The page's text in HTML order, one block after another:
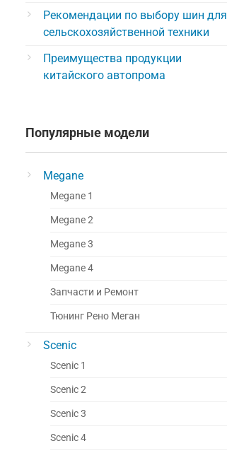
Рекомендации по выбору шин для
сельскохозяйственной техники
Преимущества продукции
китайского автопрома
Популярные модели
Megane
Megane 1
Megane 2
Megane 3
Megane 4
Запчасти и Ремонт
Тюнинг Рено Меган
Scenic
Scenic 1
Scenic 2
Scenic 3
Scenic 4